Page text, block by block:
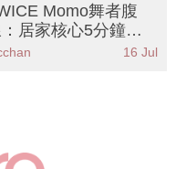
Momo舞者腹
居家核心5分鐘丨
治療師教5招矯正16 Jul